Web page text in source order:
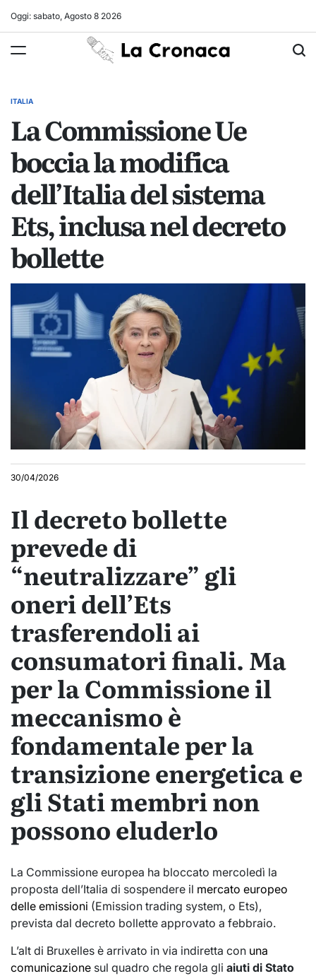
Oggi: sabato, Agosto 8 2026
La
Cronaca
POSTED
ITALIA
La Commissione Ue
boccia la modifica
dell’Italia del sistema
Ets, inclusa nel decreto
bollette
30/04/2026
Il decreto bollette
prevede di
“neutralizzare” gli
oneri dell’Ets
trasferendoli ai
consumatori finali. Ma
per la Commissione il
meccanismo è
fondamentale per la
transizione energetica e
gli Stati membri non
possono eluderlo
La Commissione europea ha bloccato mercoledì la
proposta dell’Italia di sospendere il mercato europeo
delle emissioni (Emission trading system, o Ets),
prevista dal decreto bollette approvato a febbraio.
L’alt di Bruxelles è arrivato in via indiretta con una
comunicazione sul quadro che regola gli aiuti di Stato